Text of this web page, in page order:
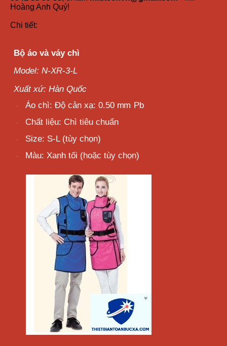
Hoàng Anh Quý!
Chi tiết:
Bộ áo và váy chì
Model: N-XR-3-L
Xuất xứ: Hàn Quốc
· Áo chì: Độ cản xạ: 0.50 mm Pb
· Chất liệu: Chì tiêu chuẩn
· Size: S-L (tùy chọn)
· Màu: Xanh tối (hoặc tùy chọn)